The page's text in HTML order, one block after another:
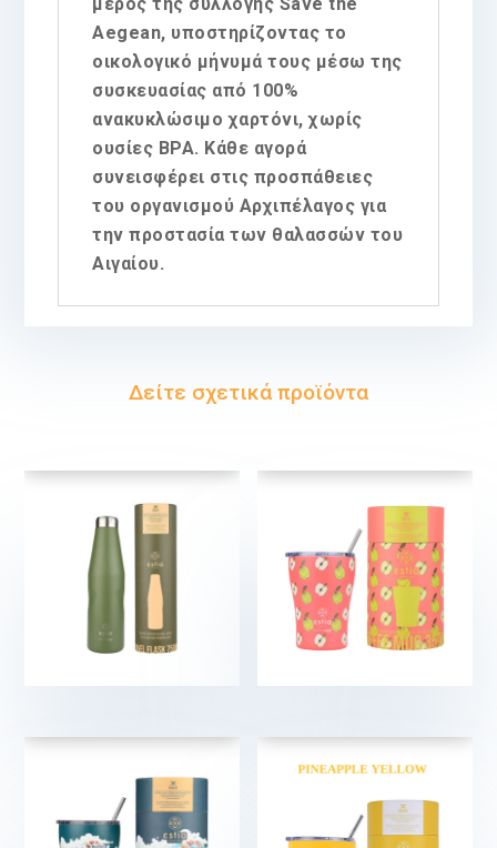
Aegean, υποστηρίζοντας το
οικολογικό μήνυμά τους μέσω της
συσκευασίας από 100%
ανακυκλώσιμο χαρτόνι, χωρίς
ουσίες BPA. Κάθε αγορά
συνεισφέρει στις προσπάθειες
του οργανισμού Αρχιπέλαγος για
την προστασία των θαλασσών του
Αιγαίου.
Δείτε σχετικά προϊόντα